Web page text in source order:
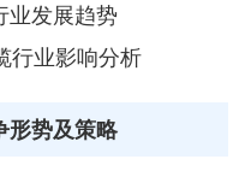
发展趋势
行业影响分析
形势及策略